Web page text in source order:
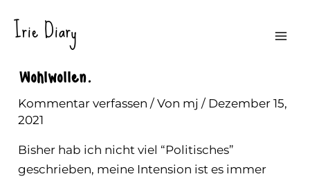
Inhalt
Irie Diary
Glasklares Ja Für Wahrheit Und
Wohlwollen.
Kommentar verfassen / Von mj/ Dezember 15,
2021
Bisher hab ich nicht viel “Politisches”
geschrieben, meine Intension ist es immer